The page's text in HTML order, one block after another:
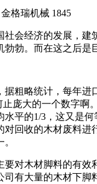
金格瑞机械 1845
会经济的发展，建
勃。而在这之后是
粗略统计，每年进
止庞大的一个数字啊
水平的1/3，这又是
对回收的木材废料进
对木材脚料的有效
司有大量的木材下脚